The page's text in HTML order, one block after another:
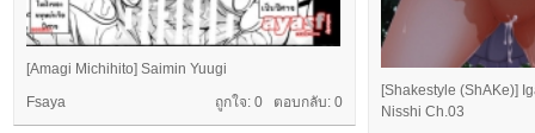
[Amagi Michihito] Saimin Yuugi
ถูกใจ: 0 ตอบกลับ: 0
Fsaya
[Shakestyle (ShAKe)]
Nisshi Ch.03